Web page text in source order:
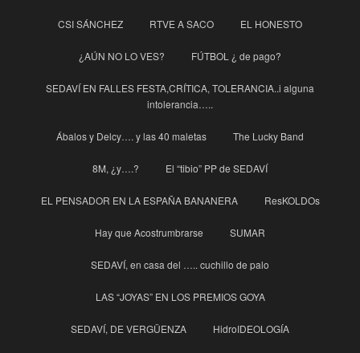
CSI SÁNCHEZ RTVE A SACO EL HONESTO
¿AÚN NO LO VES? FÚTBOL ¿ de pago?
SEDAVÍ EN FALLES FESTA,CRÍTICA, TOLERANCIA..i alguna
intolerancia…..
Ábalos y Delcy…. y las 40 maletas The Lucky Band
8M, ¿y….? El “tibio” PP de SEDAVÍ
EL PENSADOR EN LA ESPAÑA BANANERA ResKOLDOs
Hay que Acostrumbrarse SUMAR
SEDAVÍ, en casa del ….. cuchillo de palo
LAS “JOYAS” EN LOS PREMIOS GOYA
SEDAVÍ, DE VERGÜENZA HidroIDEOLOGÍA